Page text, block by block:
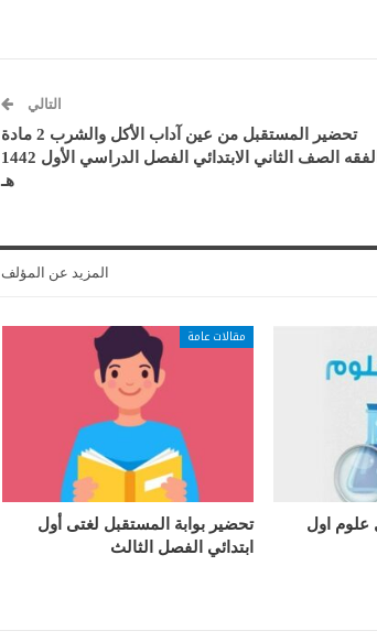
التالي
تحضير المستقبل من عين آداب الأكل والشرب 2 مادة
الفقه الصف الثاني الابتدائي الفصل الدراسي الأول 1442
هـ
المزيد عن المؤلف
علوم اول
مقالات عامة
تحضير بوابة المستقبل لغتى أول
ابتدائي الفصل الثالث